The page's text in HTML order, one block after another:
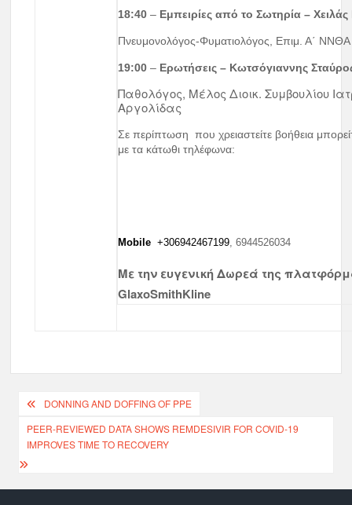
18:40 – Εμπειρίες από το Σωτηρία –
Πνευμονολόγος-Φυματιολόγος, Επιμ. Α΄
19:00 – Ερωτήσεις – Κωτσόγιαννης
Παθολόγος, Μέλος Διοικ. Συμβουλίου
Αργολίδας
Σε περίπτωση που χρειαστείτε βοήθεια
με τα κάτωθι τηλέφωνα:
Mobile+306942467199, 6944526034
Με την ευγενική Δωρεά της
GlaxoSmithKline
DONNING AND DOFFING OF PPE
PEER-REVIEWED DATA SHOWS REMDESIVIR FOR COVID-19
IMPROVES TIME TO RECOVERY